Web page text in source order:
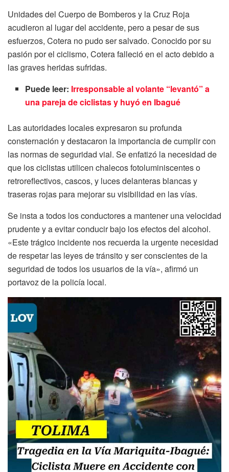
Unidades del Cuerpo de Bomberos y la Cruz Roja
acudieron al lugar del accidente, pero a pesar de sus
esfuerzos, Cotera no pudo ser salvado. Conocido por su
pasión por el ciclismo, Cotera falleció en el acto debido a
las graves heridas sufridas.
Puede leer: Irresponsable al volante “levantó” a
una pareja de ciclistas y huyó en Ibagué
Las autoridades locales expresaron su profunda
consternación y destacaron la importancia de cumplir con
las normas de seguridad vial. Se enfatizó la necesidad de
que los ciclistas utilicen chalecos fotoluminiscentes o
retroreflectivos, cascos, y luces delanteras blancas y
traseras rojas para mejorar su visibilidad en las vías.
Se insta a todos los conductores a mantener una velocidad
prudente y a evitar conducir bajo los efectos del alcohol.
«Este trágico incidente nos recuerda la urgente necesidad
de respetar las leyes de tránsito y ser conscientes de la
seguridad de todos los usuarios de la vía», afirmó un
portavoz de la policía local.